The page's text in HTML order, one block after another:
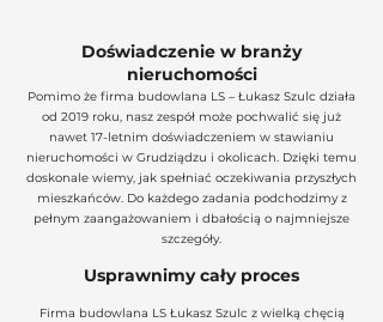
Doświadczenie w branży
nieruchomości
Pomimo że firma budowlana LS – Łukasz Szulc działa
od 2019 roku, nasz zespół może pochwalić się już
nawet 17-letnim doświadczeniem w stawianiu
nieruchomości w Grudziądzu i okolicach. Dzięki temu
doskonale wiemy, jak spełniać oczekiwania przyszłych
mieszkańców. Do każdego zadania podchodzimy z
pełnym zaangażowaniem i dbałością o najmniejsze
szczegóły.
Usprawnimy cały proces
Firma budowlana LS Łukasz Szulc z wielką chęcią